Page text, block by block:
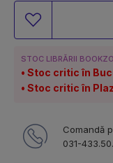
STOC LIBRĂRII
Stoc critic în
Stoc critic în
Comandă
031-